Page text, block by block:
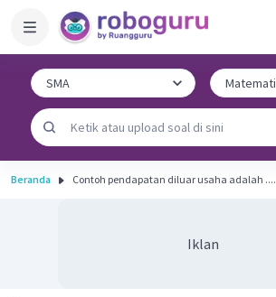
Beranda Contoh pendapatan diluar usaha adalah ....
Iklan